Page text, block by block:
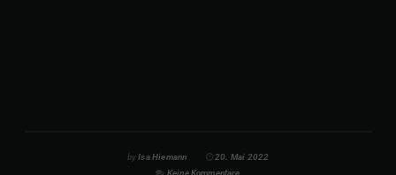
byIsa Hiemann
20. Mai 2022
Keine Kommentare